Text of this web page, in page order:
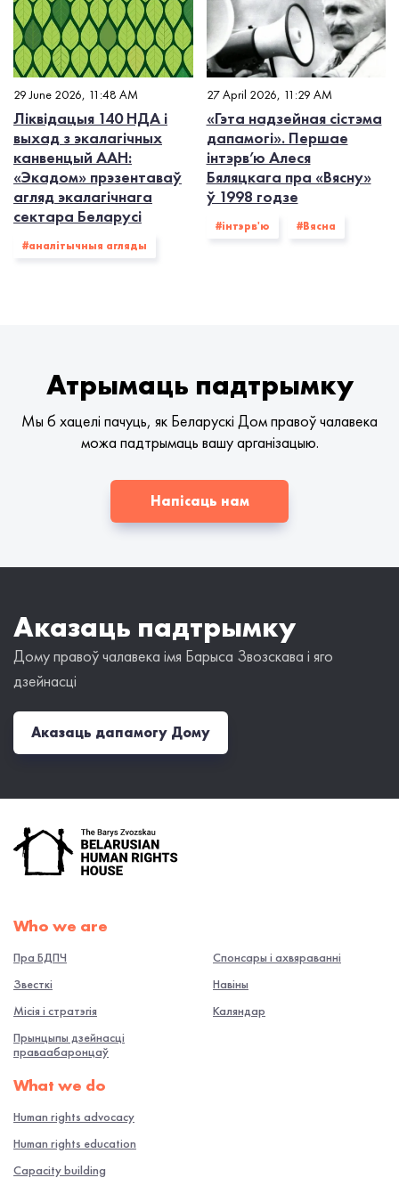
29 June 2026, 11:48 AM
Ліквідацыя 140 НДА і
выхад з экалагiчных
канвенцый ААН:
«Экадом» прэзентаваў
агляд экалагічнага
сектара Беларусі
#аналітычныя агляды
27 April 2026, 11:29 AM
«Гэта надзейная сістэма
дапамогі». Першае
інтэрв’ю Алеся
Бяляцкага пра «Вясну»
ў 1998 годзе
#інтэрв'ю #Вясна
Атрымаць падтрымку
Мы б хацелі пачуць, як Беларускі Дом правоў чалавека
можа падтрымаць вашу арганізацыю.
Напісаць нам
Аказаць падтрымку
Дому правоў чалавека імя Барыса Звозскава і яго
дзейнасці
Аказаць дапамогу Дому
Who we are
Пра БДПЧ
Звесткі
Місія і стратэгія
Прынцыпы дзейнасці
праваабаронцаў
Спонсары і ахвяраванні
Навiны
Каляндар
What we do
Human rights advocacy
Human rights education
Capacity building